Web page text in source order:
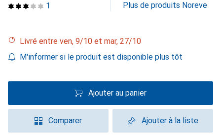
1 Plus de produits Noreve
Livré entre ven, 9/10 et mar, 27/10
M'informer si le produit est disponible plus tôt
Ajouter au panier
Comparer Ajouter à la liste